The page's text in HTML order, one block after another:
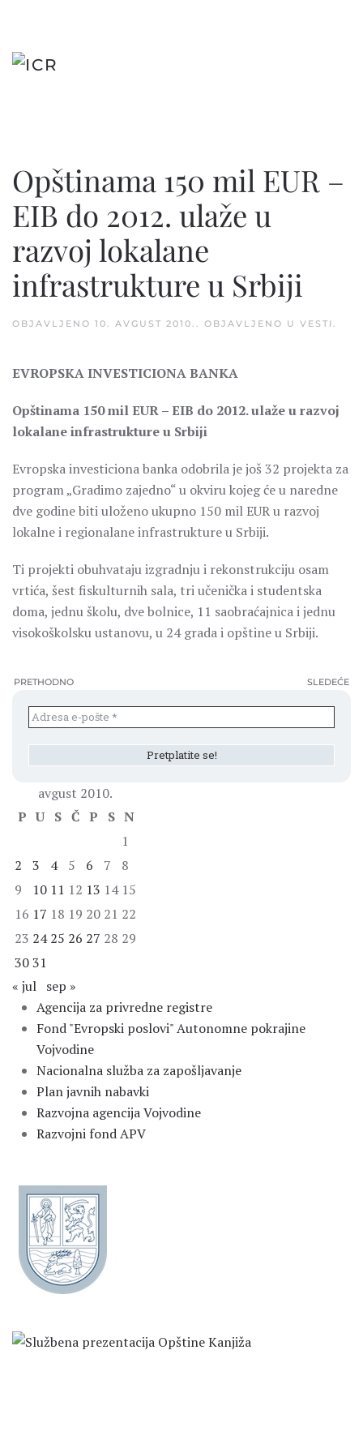
to
main
Opštinama 150 mil EUR –
EIB do 2012. ulaže u
razvoj lokalane
infrastrukture u Srbiji
OBJAVLJENO 10. AVGUST 2010. . OBJAVLJENO U VESTI .
EVROPSKA INVESTICIONA BANKA
Opštinama 150 mil EUR – EIB do 2012. ulaže u razvoj
lokalane infrastrukture u Srbiji
Evropska investiciona banka odobrila je još 32 projekta za
program „Gradimo zajedno“ u okviru kojeg će u naredne
dve godine biti uloženo ukupno 150 mil EUR u razvoj
lokalne i regionalane infrastrukture u Srbiji.
Ti projekti obuhvataju izgradnju i rekonstrukciju osam
vrtića, šest fiskulturnih sala, tri učenička i studentska
doma, jednu školu, dve bolnice, 11 saobraćajnica i jednu
visokoškolsku ustanovu, u 24 grada i opštine u Srbiji.
PRETHODNO SLEDEĆE
avgust 2010.
P U S Č P S N
1
2
3 4 5 6 7
8
9
10 11 12 13 14 15
16 17 18 19 20 21 22
23 24 25 26 27 28 29
3031
« jul sep »
Agencija za privredne registre
Fond "Evropski poslovi" Autonomne pokrajine
Vojvodine
Nacionalna služba za zapošljavanje
Plan javnih nabavki
Razvojna agencija Vojvodine
Razvojni fond APV